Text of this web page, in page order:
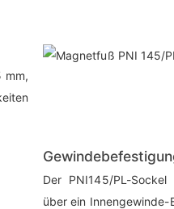
mm,
Der PNI145/PL-
über ein